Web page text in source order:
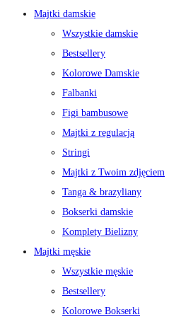
Majtki damskie
Wszystkie damskie
Bestsellery
Kolorowe Damskie
Falbanki
Figi bambusowe
Majtki z regulacją
Stringi
Majtki z Twoim zdjęciem
Tanga & brazyliany
Bokserki damskie
Komplety Bielizny
Majtki męskie
Wszystkie męskie
Bestsellery
Kolorowe Bokserki